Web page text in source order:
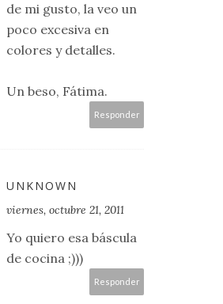
de mi gusto, la veo un
poco excesiva en
colores y detalles.
Un beso, Fátima.
Responder
UNKNOWN
viernes, octubre 21, 2011
Yo quiero esa báscula
de cocina ;)))
Responder